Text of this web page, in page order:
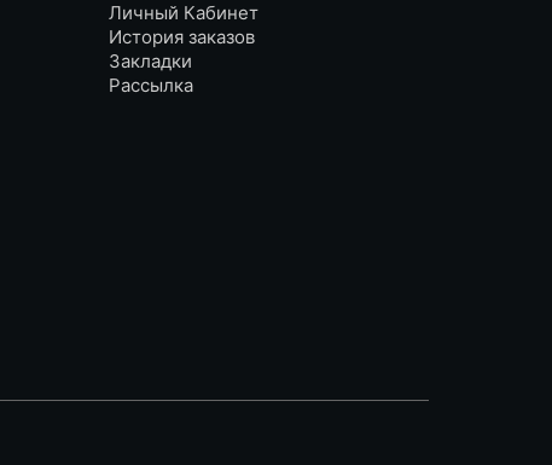
Личный Кабинет
История заказов
Закладки
Рассылка